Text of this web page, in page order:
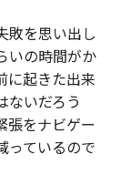
敗を思い出し
いの時間がか
に起きた出来
ないだろう
張をナビゲー
っているので